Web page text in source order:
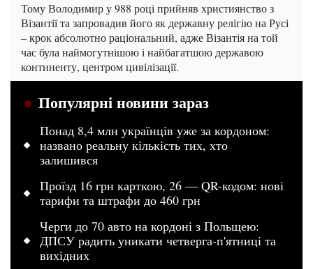
Тому Володимир у 988 році прийняв християнство з
Візантії та запровадив його як державну релігію на Русі
– крок абсолютно раціональний, адже Візантія на той
час була наймогутнішою і найбагатшою державою
континенту, центром цивілізації.
Популярні новини зараз
Понад 8,4 млн українців уже за кордоном:
названо реальну кількість тих, хто
залишився
Проїзд 16 грн карткою, 26 — QR-кодом: нові
тарифи та штрафи до 460 грн
Черги до 70 авто на кордоні з Польщею:
ДПСУ радить уникати четверга-п'ятниці та
вихідних